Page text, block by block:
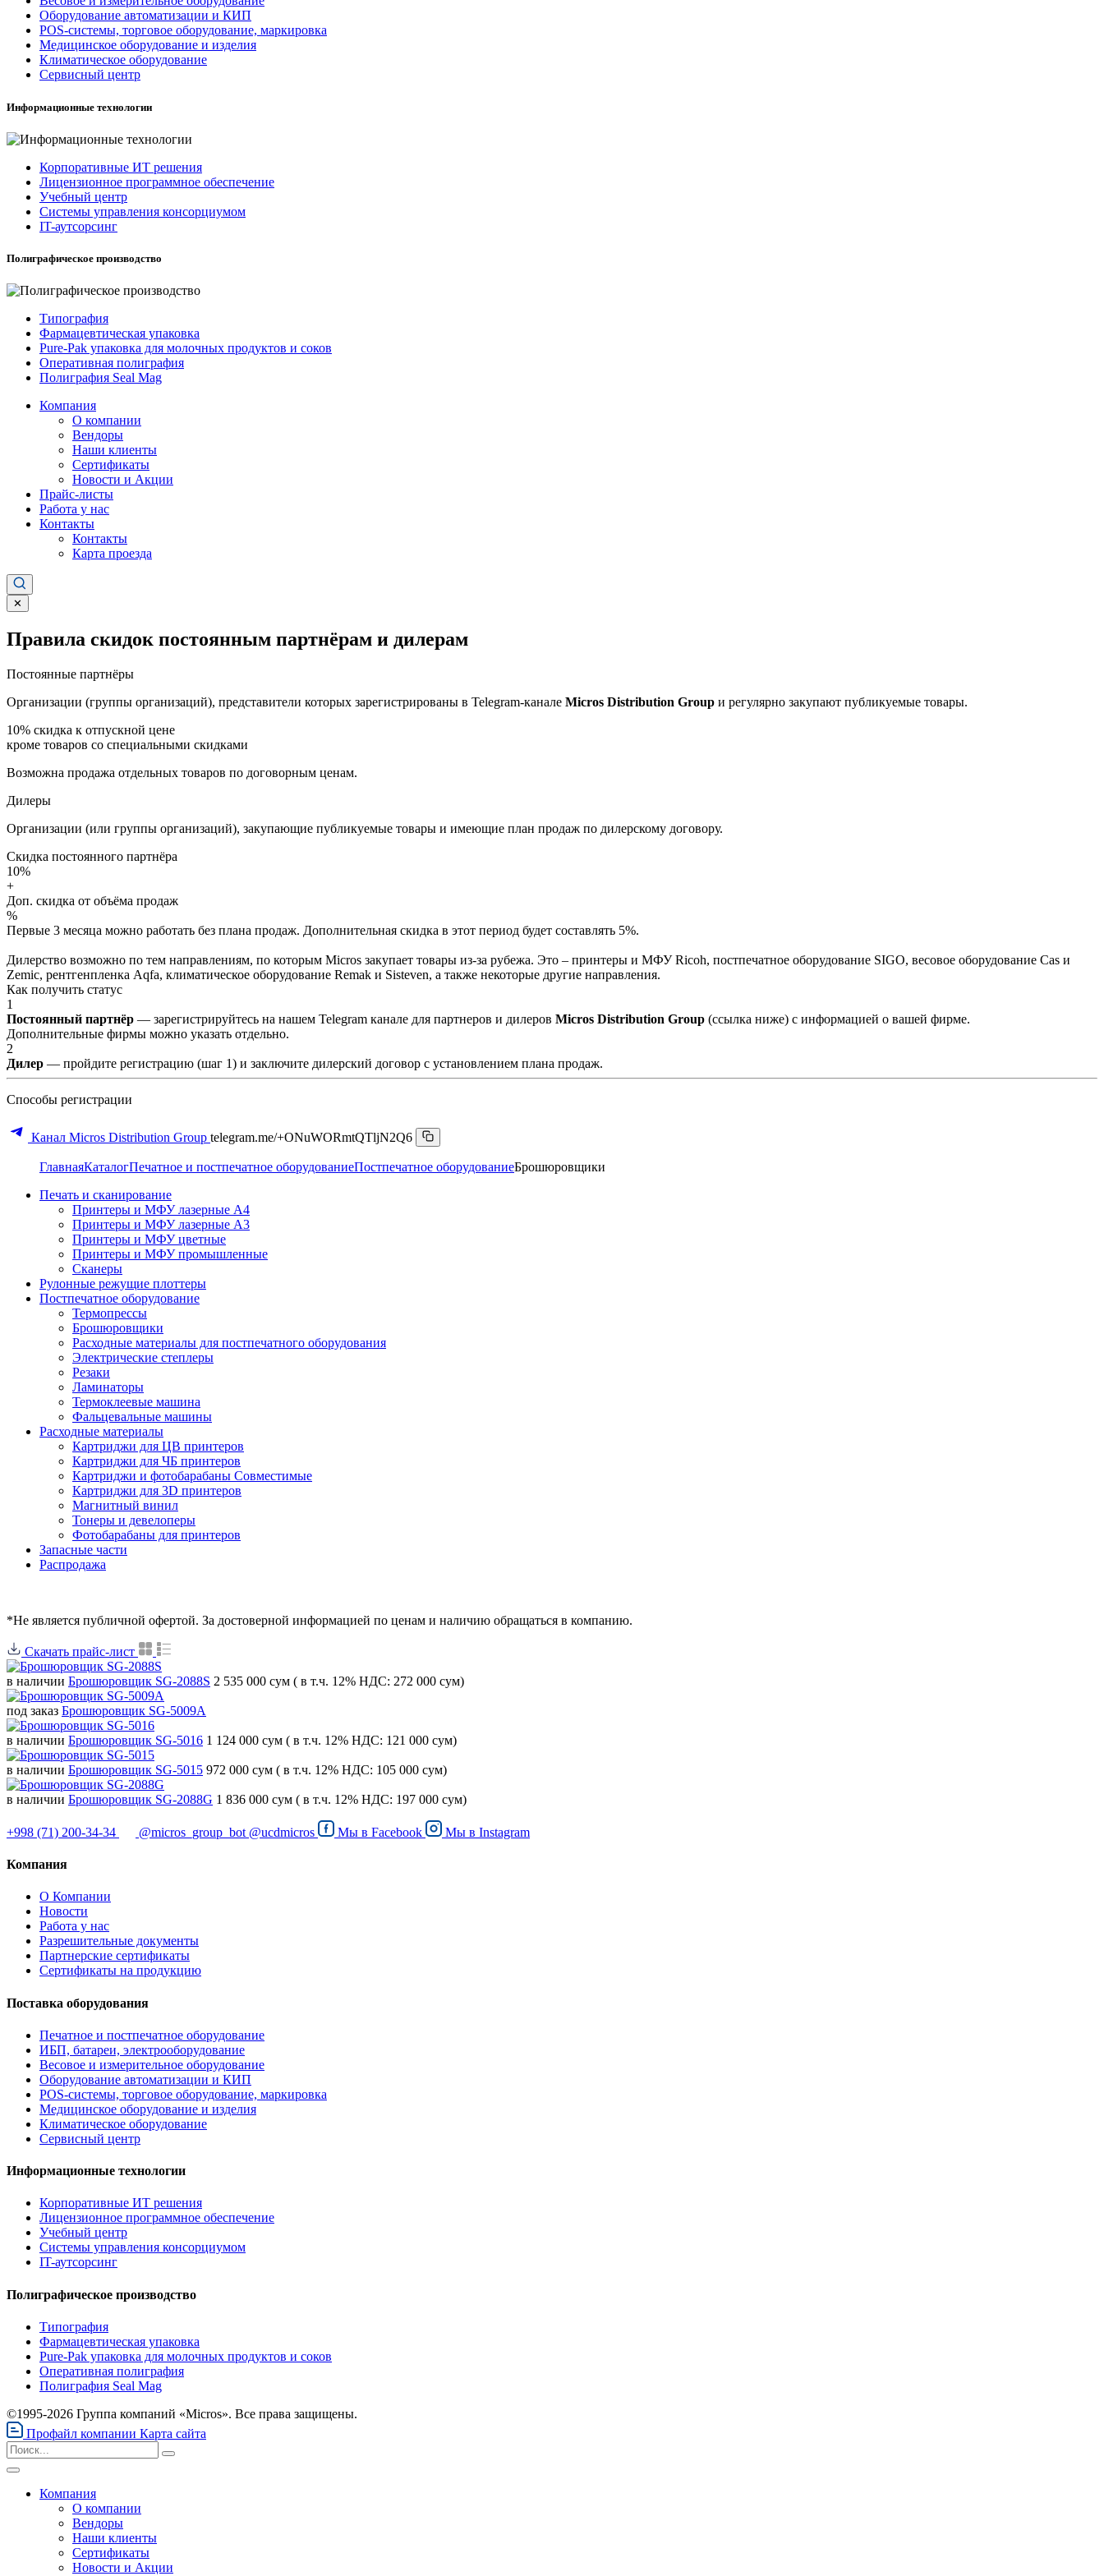
Оборудование автоматизации и КИП
POS-системы, торговое оборудование, маркировка
Медицинское оборудование и изделия
Климатическое оборудование
Сервисный центр
Информационные технологии
Корпоративные ИТ решения
Лицензионное программное обеспечение
Учебный центр
Системы управления консорциумом
IT-аутсорсинг
Полиграфическое производство
Типография
Фармацевтическая упаковка
Pure-Pak упаковка для молочных продуктов и соков
Оперативная полиграфия
Полиграфия Seal Mag
Компания
О компании
Вендоры
Наши клиенты
Сертификаты
Новости и Акции
Прайс-листы
Работа у нас
Контакты
Контакты
Карта проезда
✕
Правила скидок постоянным партнёрам и дилерам
Постоянные партнёры
Организации (группы организаций), представители которых зарегистрированы в Telegram-канале Micros Distribution Group и регулярно закупают публикуемые товары.
10% скидка к отпускной цене
кроме товаров со специальными скидками
Возможна продажа отдельных товаров по договорным ценам.
Дилеры
Организации (или группы организаций), закупающие публикуемые товары и имеющие план продаж по дилерскому договору.
Скидка постоянного партнёра
10%
+
Доп. скидка от объёма продаж
%
Первые 3 месяца можно работать без плана продаж. Дополнительная скидка в этот период будет составлять 5%.
Дилерство возможно по тем направлениям, по которым Micros закупает товары из-за рубежа. Это – принтеры и МФУ Ricoh, постпечатное оборудование SIGO, весовое оборудование Cas и
Zemic, рентгенпленка Aqfa, климатическое оборудование Remak и Sisteven, а также некоторые другие направления.
Как получить статус
1
Постоянный партнёр — зарегистрируйтесь на нашем Telegram канале для партнеров и дилеров Micros Distribution Group (ссылка ниже) с информацией о вашей фирме.
Дополнительные фирмы можно указать отдельно.
2
Дилер — пройдите регистрацию (шаг 1) и заключите дилерский договор с установлением плана продаж.
Способы регистрации
Канал Micros Distribution Group telegram.me/+ONuWORmtQTljN2Q6
ГлавнаяКаталогПечатное и постпечатное оборудованиеПостпечатное оборудованиеБрошюровщики
Печать и сканирование
Принтеры и МФУ лазерные А4
Принтеры и МФУ лазерные А3
Принтеры и МФУ цветные
Принтеры и МФУ промышленные
Сканеры
Рулонные режущие плоттеры
Постпечатное оборудование
Термопрессы
Брошюровщики
Расходные материалы для постпечатного оборудования
Электрические степлеры
Резаки
Ламинаторы
Термоклеевые машина
Фальцевальные машины
Расходные материалы
Картриджи для ЦВ принтеров
Картриджи для ЧБ принтеров
Картриджи и фотобарабаны Совместимые
Картриджи для 3D принтеров
Магнитный винил
Тонеры и девелоперы
Фотобарабаны для принтеров
Запасные части
Распродажа
*Не является публичной офертой. За достоверной информацией по ценам и наличию обращаться в компанию.
Скачать прайс-лист
в наличии Брошюровщик SG-2088S 2 535 000 сум ( в т.ч. 12% НДС: 272 000 сум)
под заказ Брошюровщик SG-5009A
в наличии Брошюровщик SG-5016 1 124 000 сум ( в т.ч. 12% НДС: 121 000 сум)
в наличии Брошюровщик SG-5015 972 000 сум ( в т.ч. 12% НДС: 105 000 сум)
в наличии Брошюровщик SG-2088G 1 836 000 сум ( в т.ч. 12% НДС: 197 000 сум)
+998 (71) 200-34-34 @micros_group_bot @ucdmicros Мы в Facebook Мы в Instagram
Компания
О Компании
Новости
Работа у нас
Разрешительные документы
Партнерские сертификаты
Сертификаты на продукцию
Поставка оборудования
Печатное и постпечатное оборудование
ИБП, батареи, электрооборудование
Весовое и измерительное оборудование
Оборудование автоматизации и КИП
POS-системы, торговое оборудование, маркировка
Медицинское оборудование и изделия
Климатическое оборудование
Сервисный центр
Информационные технологии
Корпоративные ИТ решения
Лицензионное программное обеспечение
Учебный центр
Системы управления консорциумом
IT-аутсорсинг
Полиграфическое производство
Типография
Фармацевтическая упаковка
Pure-Pak упаковка для молочных продуктов и соков
Оперативная полиграфия
Полиграфия Seal Mag
©1995-2026 Группа компаний «Micros». Все права защищены.
Профайл компании Карта сайта
Компания
О компании
Вендоры
Наши клиенты
Сертификаты
Новости и Акции